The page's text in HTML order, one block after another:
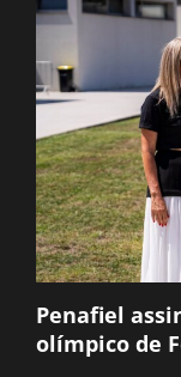
Penafiel
olímpico de